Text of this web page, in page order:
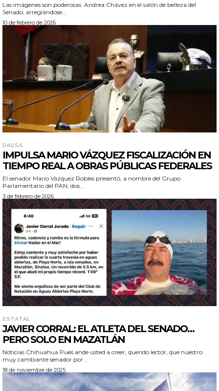
Las imágenes son poderosas. Andrea Chávez en el salón de belleza del
Senado, arreglándose...
10 de febrero de 2026
PAUSA
IMPULSA MARIO VÁZQUEZ FISCALIZACIÓN EN
TIEMPO REAL A OBRAS PÚBLICAS FEDERALES
El senador Mario Vázquez Robles presentó, a nombre del Grupo
Parlamentario del PAN, dos...
3 de febrero de 2026
ESTATAL
JAVIER CORRAL: EL ATLETA DEL SENADO…
PERO SOLO EN MAZATLÁN
Noticias Chihuahua Pues ande usted a creer, querido lector, que nuestro
muy cambiante senador por...
18 de noviembre de 2025